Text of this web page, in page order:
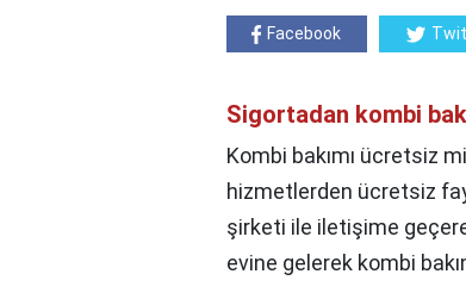
Facebook
Sigortadan kombi
Kombi bakımı ücretsiz
hizmetlerden ücretsiz
şirketi ile iletişime
evine gelerek kombi